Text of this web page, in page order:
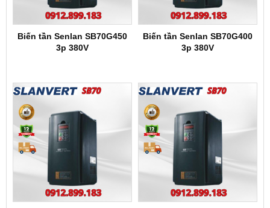
Biến tần Senlan SB70G450
3p 380V
Biến tần Senlan SB70G400
3p 380V